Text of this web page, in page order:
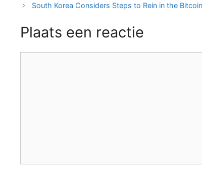
South Korea Considers Steps to Rein in the
Plaats een reactie